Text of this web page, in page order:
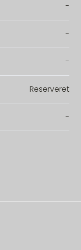
-
-
-
Reserveret
-